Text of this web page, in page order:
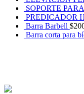
SOPORTE
PREDICADOR
Barra Barbell $
Barra corta para